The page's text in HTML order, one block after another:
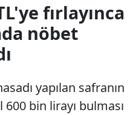
fırlayınca
nöbet
yapılan safranın
600 bin lirayı bulması